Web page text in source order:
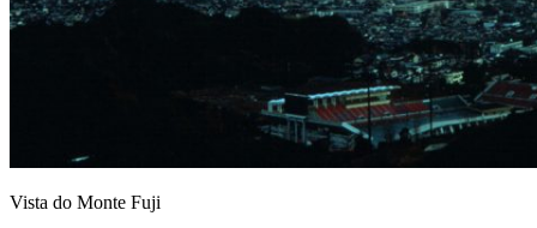
Vista do Monte Fuji